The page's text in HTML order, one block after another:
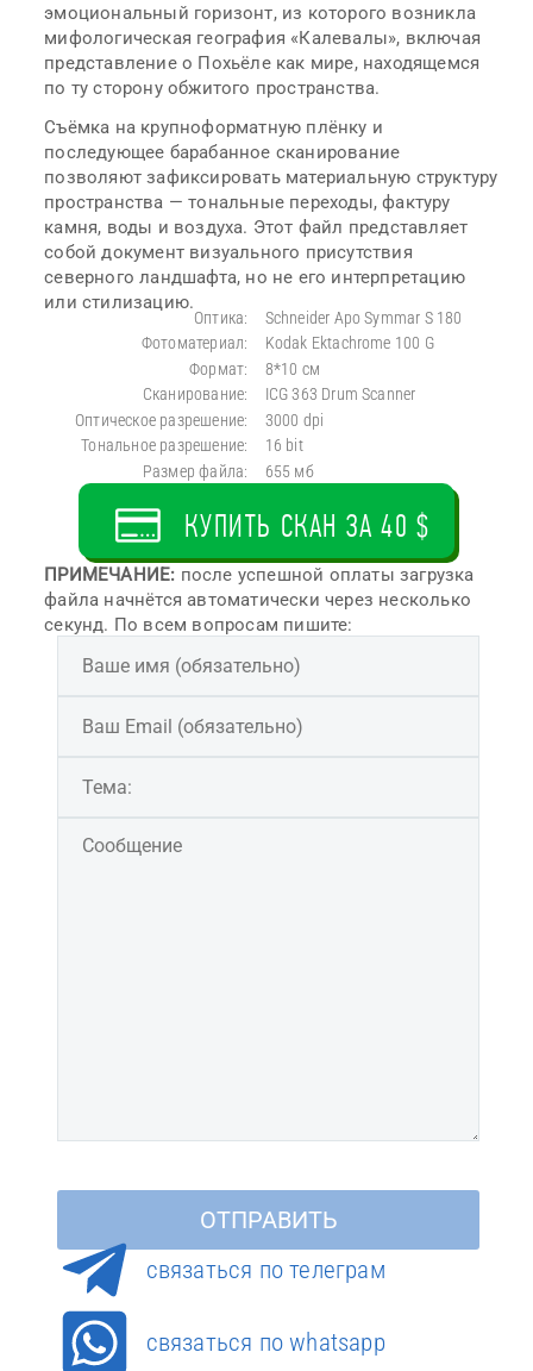
эмоциональный горизонт, из которого возникла
мифологическая география «Калевалы», включая
представление о Похьёле как мире, находящемся
по ту сторону обжитого пространства.
Съёмка на крупноформатную плёнку и
последующее барабанное сканирование
позволяют зафиксировать материальную структуру
пространства — тональные переходы, фактуру
камня, воды и воздуха. Этот файл представляет
собой документ визуального присутствия
северного ландшафта, но не его интерпретацию
или стилизацию.
Оптика:
Фотоматериал:
Формат:
Сканирование:
Оптическое разрешение:
Тональное разрешение:
Размер файла:
Schneider Apo Symmar S 180
Kodak Ektachrome 100 G
8*10 см
ICG 363 Drum Scanner
3000 dpi
16 bit
655 мб
КУПИТЬ СКАН ЗА 40 $
ПРИМЕЧАНИЕ: после успешной оплаты загрузка
файла начнётся автоматически через несколько
секунд. По всем вопросам пишите:
cвязаться по телеграм
связаться по whatsapp